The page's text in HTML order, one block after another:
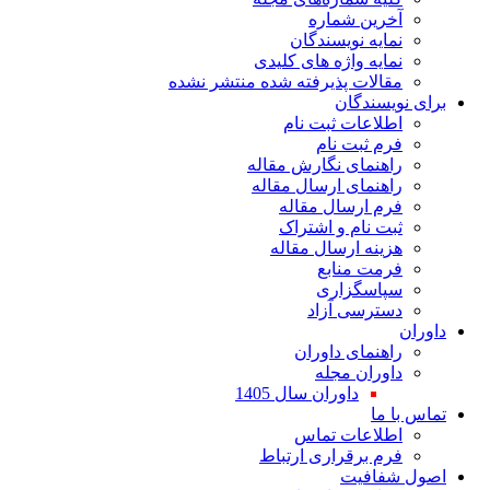
شماره
نویسندگان
واژه های کلیدی
پذیرفته شده منتشر نشده
ثبت نام
نگارش مقاله
ارسال مقاله
ارسال مقاله
نام و اشتراک
ارسال مقاله
آزاد
داوران
مجله
داوران سال 1405
تماس
برقراری ارتباط